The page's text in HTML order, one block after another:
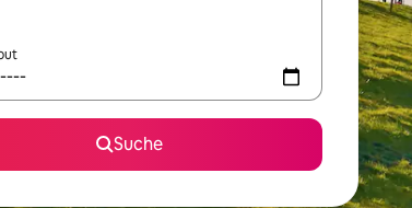
Suche